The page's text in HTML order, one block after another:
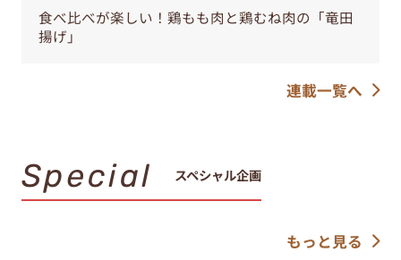
食べ比べが楽しい！鶏もも肉と鶏むね肉の「竜田
揚げ」
連載一覧へ
Special スペシャル企画
もっと見る